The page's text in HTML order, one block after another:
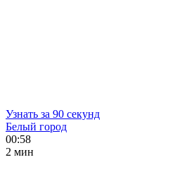
Узнать за 90 секунд
Белый город
00:58
2 мин